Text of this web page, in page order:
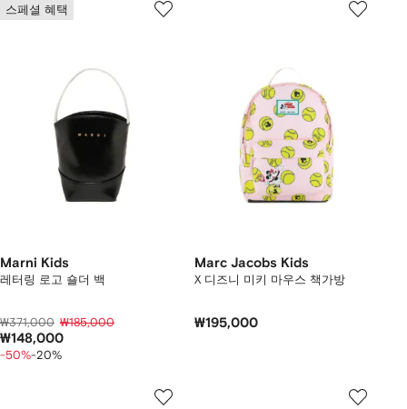
스페셜 혜택
Marni Kids
레터링 로고 숄더 백
₩371,000 ₩185,000
₩148,000
-50%-20%
Marc Jacobs Kids
X 디즈니 미키 마우스 책가방
₩195,000